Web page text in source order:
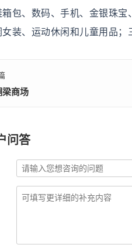
包、数码、手机、金银珠
装、运动休闲和儿童用品；
梁商场
问答